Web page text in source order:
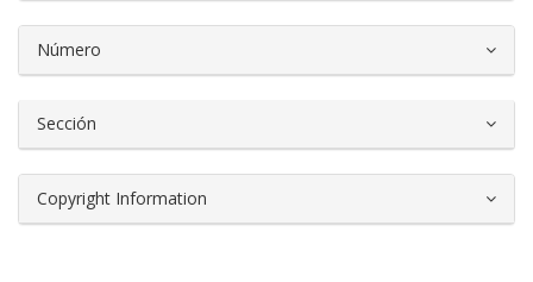
Número
Sección
Copyright Information